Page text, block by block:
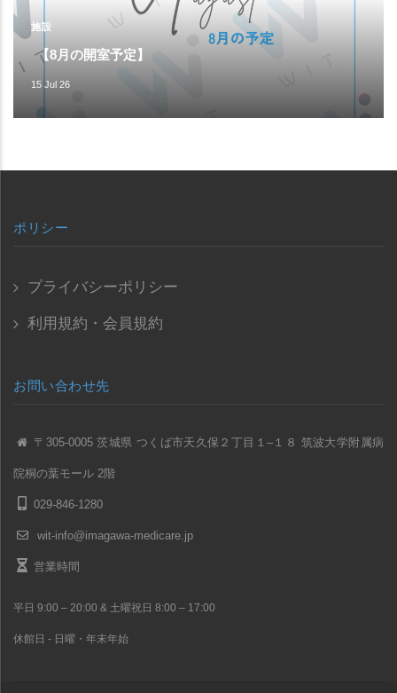
施設
【8月の開室予定】
15 Jul 26
ポリシー
プライバシーポリシー
利用規約・会員規約
お問い合わせ先
〒305-0005 茨城県 つくば市天久保２丁目１–１８ 筑波大学附属病
院桐の葉モール 2階
029-846-1280
wit-info@imagawa-medicare.jp
営業時間
平日 9:00 – 20:00 & 土曜祝日 8:00 – 17:00
休館日 - 日曜・年末年始